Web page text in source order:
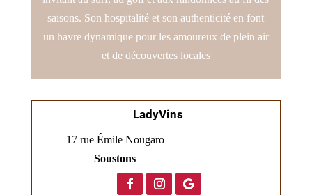
saisons. Son hospitalité et son authenticité en font
un havre dynamique pour les amoureux de plein air
et de découvertes locales
LadyVins
17 rue Émile Nougaro
Soustons